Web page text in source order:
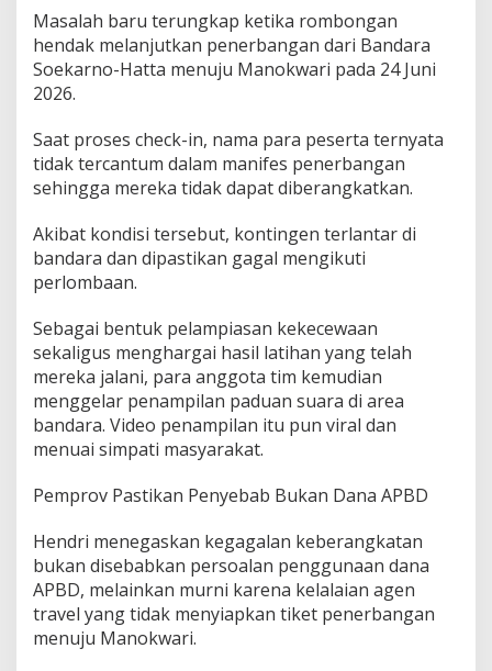
Masalah baru terungkap ketika rombongan
hendak melanjutkan penerbangan dari Bandara
Soekarno-Hatta menuju Manokwari pada 24 Juni
2026.
Saat proses check-in, nama para peserta ternyata
tidak tercantum dalam manifes penerbangan
sehingga mereka tidak dapat diberangkatkan.
Akibat kondisi tersebut, kontingen terlantar di
bandara dan dipastikan gagal mengikuti
perlombaan.
Sebagai bentuk pelampiasan kekecewaan
sekaligus menghargai hasil latihan yang telah
mereka jalani, para anggota tim kemudian
menggelar penampilan paduan suara di area
bandara. Video penampilan itu pun viral dan
menuai simpati masyarakat.
Pemprov Pastikan Penyebab Bukan Dana APBD
Hendri menegaskan kegagalan keberangkatan
bukan disebabkan persoalan penggunaan dana
APBD, melainkan murni karena kelalaian agen
travel yang tidak menyiapkan tiket penerbangan
menuju Manokwari.